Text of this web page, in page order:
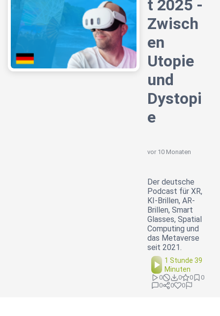
t 2025 -
Zwisch
en
Utopie
und
Dystopi
e
vor 10 Monaten
Der deutsche
Podcast für XR,
KI-Brillen, AR-
Brillen, Smart
Glasses, Spatial
Computing und
das Metaverse
seit 2021.
1 Stunde 39
Minuten
0 0 0
0
0
0 0